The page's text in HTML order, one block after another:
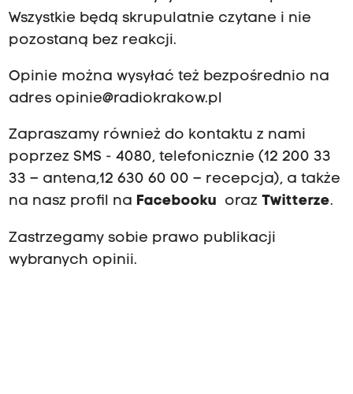
Wszystkie będą skrupulatnie czytane i nie
pozostaną bez reakcji.
Opinie można wysyłać też bezpośrednio na
adres opinie@radiokrakow.pl
Zapraszamy również do kontaktu z nami
poprzez SMS - 4080, telefonicznie (12 200 33
33 – antena,12 630 60 00 – recepcja), a także
na nasz profil na Facebooku oraz Twitterze.
Zastrzegamy sobie prawo publikacji
wybranych opinii.